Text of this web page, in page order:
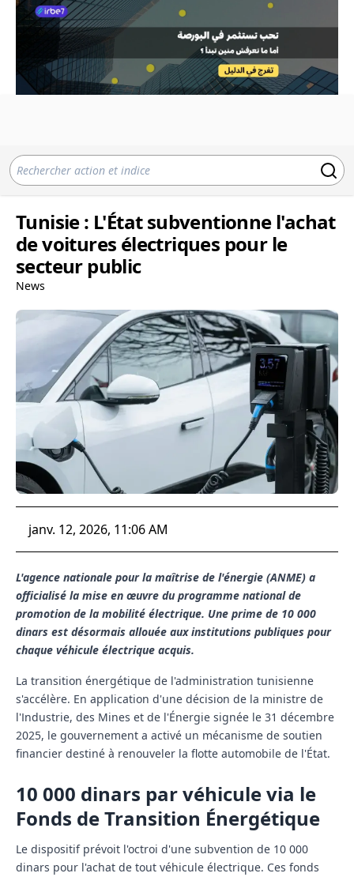
Tunisie : L'État subventionne l'achat
de voitures électriques pour le
secteur public
News
janv. 12, 2026, 11:06 AM
L'agence nationale pour la maîtrise de l'énergie (ANME) a
officialisé la mise en œuvre du programme national de
promotion de la mobilité électrique. Une prime de 10 000
dinars est désormais allouée aux institutions publiques pour
chaque véhicule électrique acquis.
La transition énergétique de l'administration tunisienne
s'accélère. En application d'une décision de la ministre de
l'Industrie, des Mines et de l'Énergie signée le 31 décembre
2025, le gouvernement a activé un mécanisme de soutien
financier destiné à renouveler la flotte automobile de l'État.
10 000 dinars par véhicule via le
Fonds de Transition Énergétique
Le dispositif prévoit l'octroi d'une subvention de 10 000
dinars pour l'achat de tout véhicule électrique. Ces fonds